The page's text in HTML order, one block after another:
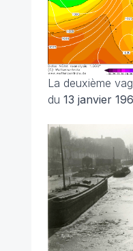
La deuxième
du 13 janvier